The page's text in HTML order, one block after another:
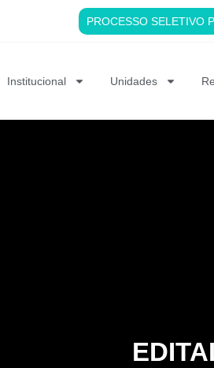
PROCESSO SELETIVO
Institucional Unidades